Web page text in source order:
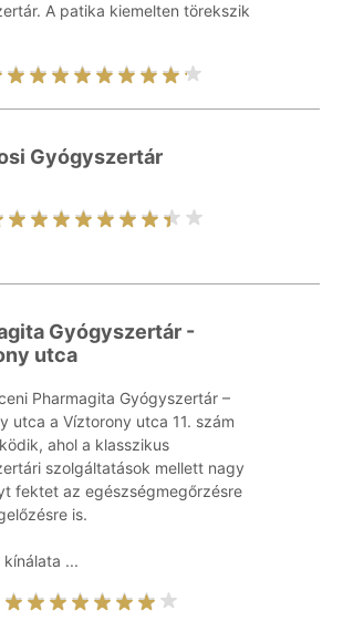
A patika kiemelten törekszik
Gyógyszertár
Gyógyszertár -
utca
Pharmagita Gyógyszertár –
utca a Víztorony utca 11. szám
ahol a klasszikus
szolgáltatások mellett nagy
fektet az egészségmegőrzésre
is.
...